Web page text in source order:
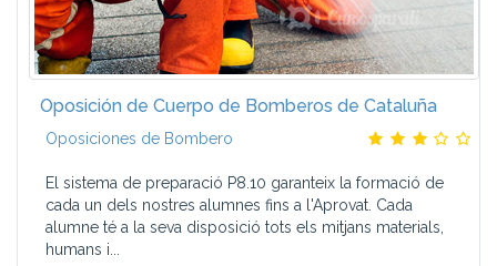
Oposición de Cuerpo de Bomberos de Cataluña
Oposiciones de Bombero
El sistema de preparació P8.10 garanteix la formació de
cada un dels nostres alumnes fins a l'Aprovat. Cada
alumne té a la seva disposició tots els mitjans materials,
humans i...